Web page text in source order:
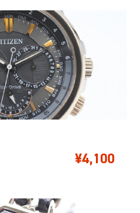
¥4,100